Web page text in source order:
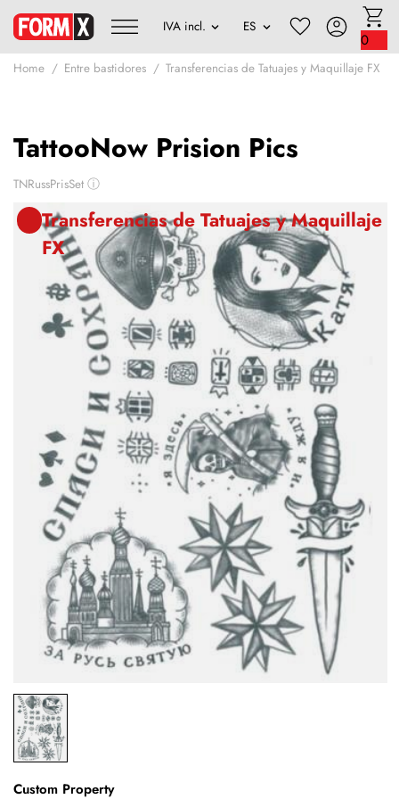
0
Home Entre bastidores Transferencias de Tatuajes y Maquillaje FX
TattooNow Prision Pics
TNRussPrisSet ⓘ
Transferencias de Tatuajes y Maquillaje
FX
Custom Property